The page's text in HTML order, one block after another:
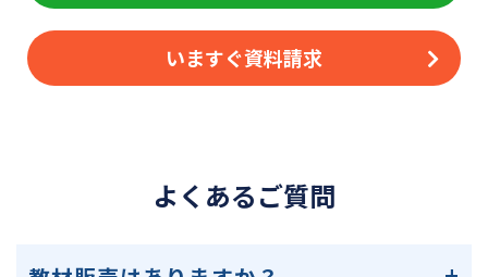
いますぐ資料請求
よくあるご質問